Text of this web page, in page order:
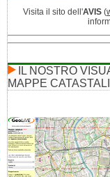
Visita il sito dell'AVIS (
IL NOSTRO
MAPPE